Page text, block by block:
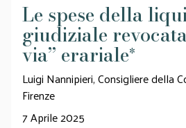
Le spese della
giudiziale
via” erariale*
Luigi Nannipieri, Consigliere della
Firenze
7 Aprile 2025